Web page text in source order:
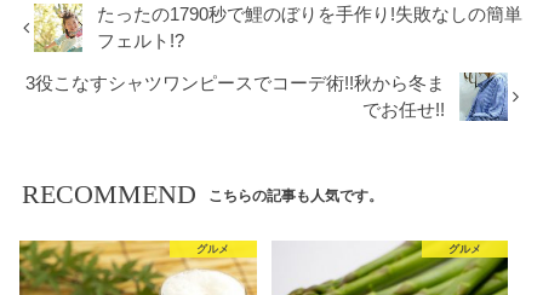
たったの1790秒で鯉のぼりを手作り!失敗なしの簡単
フェルト!?
3役こなすシャツワンピースでコーデ術!!秋から冬ま
でお任せ!!
RECOMMEND こちらの記事も人気です。
グルメ グルメ